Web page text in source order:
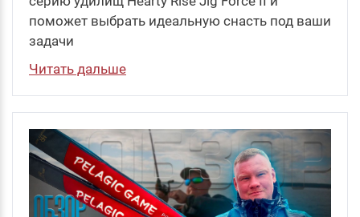
поможет выбрать идеальную снасть под ваши
задачи
Читать дальше